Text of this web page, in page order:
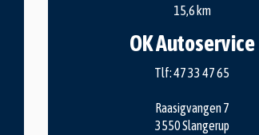
15,6 km
OK Autoservice
Tlf:47 33 47 65
Raasigvangen 7
3550 Slangerup